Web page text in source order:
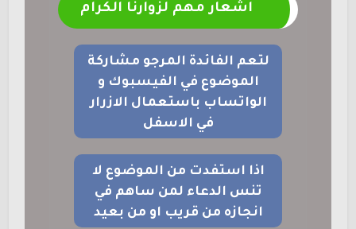
اشعار مهم لزوارنا الكرام
لتعم الفائدة المرجو مشاركة
الموضوع في الفيسبوك و
الواتساب باستعمال الازرار
في الاسفل
اذا استفدت من الموضوع لا
تنس الدعاء لمن ساهم في
انجازه من قريب او من بعيد